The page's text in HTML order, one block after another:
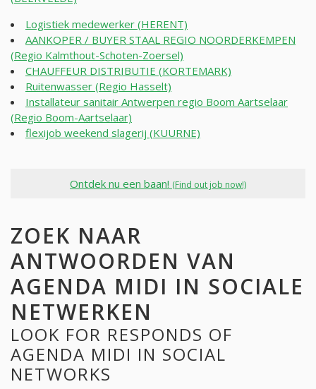
Logistiek medewerker (HERENT)
AANKOPER / BUYER STAAL REGIO NOORDERKEMPEN
(Regio Kalmthout-Schoten-Zoersel)
CHAUFFEUR DISTRIBUTIE (KORTEMARK)
Ruitenwasser (Regio Hasselt)
Installateur sanitair Antwerpen regio Boom Aartselaar
(Regio Boom-Aartselaar)
flexijob weekend slagerij (KUURNE)
Ontdek nu een baan! (Find out job now!)
ZOEK NAAR
ANTWOORDEN VAN
AGENDA MIDI IN SOCIALE
NETWERKEN
LOOK FOR RESPONDS OF
AGENDA MIDI IN SOCIAL
NETWORKS